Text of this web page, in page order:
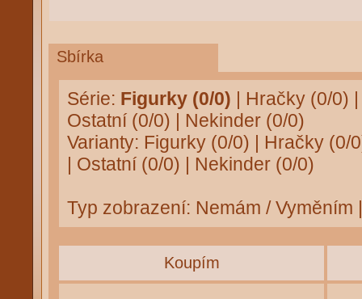
Sbírka
Série: Figurky (0/0) | Hračky (0/0)
Ostatní (0/0) | Nekinder (0/0)
Varianty: Figurky (0/0) | Hračky (0/
| Ostatní (0/0) | Nekinder (0/0)
Typ zobrazení: Nemám / Vyměním
Koupím